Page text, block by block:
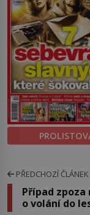
PŘEDCHOZÍ ČLÁNEK
Případ
o volání do